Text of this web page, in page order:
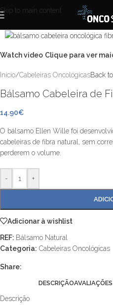
Skip to main content
Watch video Clique para ver
Início/Cabeleiras OncológicasBack
Bálsamo Cabeleira de
14.90€
O bálsamo Ellen Wille foi
cabeleiras de fibra natural, sem
perderem o volume.
- +
Adicionar à wishlist
REF: Bálsamo Natural
Categoria: Cabeleiras Oncológicas
Share:
DESCRIÇÃO
Descrição